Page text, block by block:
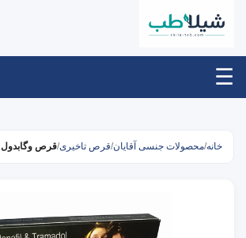
☰
خانه/محصولات جنسی آقایان/قرص تاخیری/قرص وگابدول ۶ تایی